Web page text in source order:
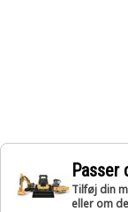
Passer
Tilføj din
eller om